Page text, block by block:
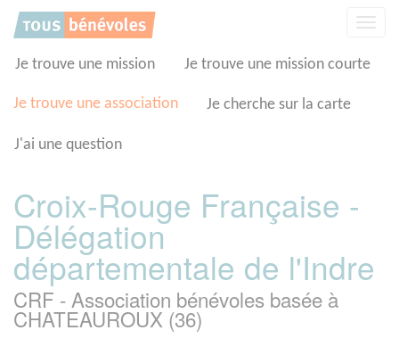
Je trouve une mission Je trouve une mission courte
Je trouve une association Je cherche sur la carte
J'ai une question
Croix-Rouge Française -
Délégation
départementale de l'Indre
CRF - Association bénévoles basée à
CHATEAUROUX (36)
Panneau de gestion des cookies